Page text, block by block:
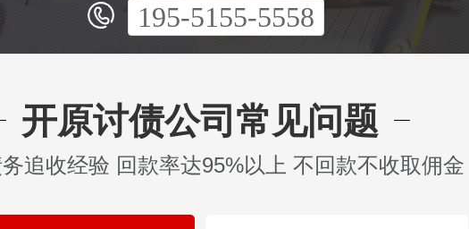
195-5155-5558
开原讨债公司常见问题
追收经验 回款率达95%以上 不回款不收取佣金